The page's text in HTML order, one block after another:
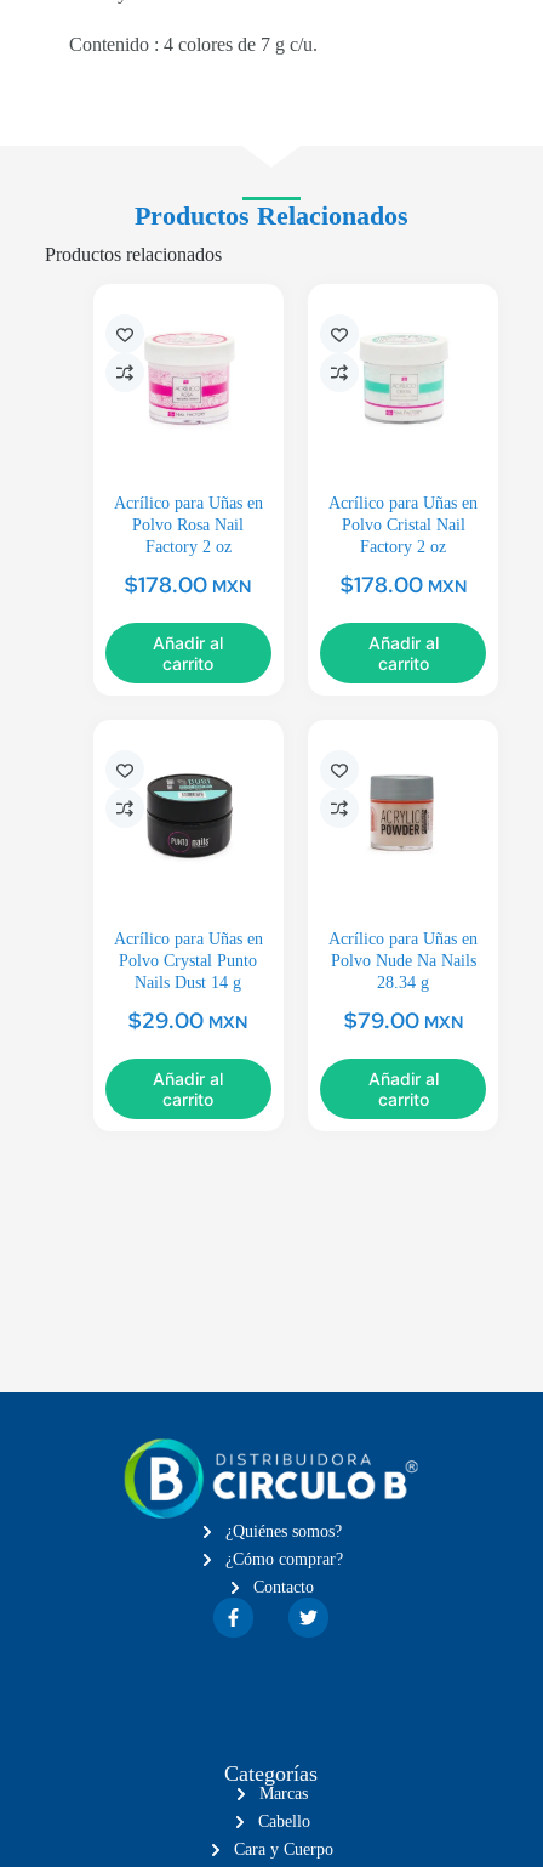
Contenido : 4 colores de 7 g c/u.
Productos Relacionados
Productos relacionados
Acrílico para Uñas en
Polvo Rosa Nail
Factory 2 oz
$178.00 MXN
Añadir al
carrito
Acrílico para Uñas en
Polvo Cristal Nail
Factory 2 oz
$178.00 MXN
Añadir al
carrito
Acrílico para Uñas en
Polvo Crystal Punto
Nails Dust 14 g
$29.00 MXN
Añadir al
carrito
Acrílico para Uñas en
Polvo Nude Na Nails
28.34 g
$79.00 MXN
Añadir al
carrito
¿Quiénes somos?
¿Cómo comprar?
Contacto
Categorías
Marcas
Cabello
Cara y Cuerpo